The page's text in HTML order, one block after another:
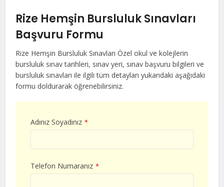
Rize Hemşin Bursluluk Sınavları
Başvuru Formu
Rize Hemşin Bursluluk Sınavları Özel okul ve kolejlerin
bursluluk sınav tarihleri, sınav yeri, sınav başvuru bilgileri ve
bursluluk sınavları ile ilgili tüm detayları yukarıdaki aşağıdaki
formu doldurarak öğrenebilirsiniz.
Adınız Soyadınız *
Telefon Numaranız *